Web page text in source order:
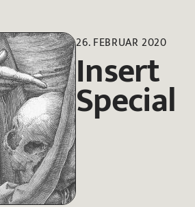
26. FEBRUAR 2020
Insert
Special